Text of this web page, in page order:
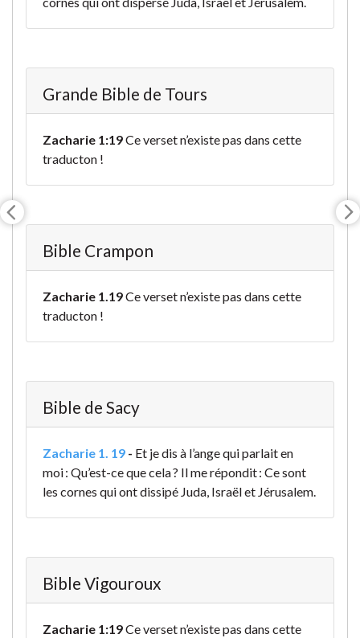
Grande Bible de Tours
Zacharie 1:19Ce verset n’existe pas dans cette
traducton !
Bible Crampon
Zacharie 1.19Ce verset n’existe pas dans cette
traducton !
Bible de Sacy
Zacharie 1. 19 - Et je dis à l’ange qui parlait en
moi : Qu’est-ce que cela ? Il me répondit : Ce sont
les cornes qui ont dissipé Juda, Israël et Jérusalem.
Bible Vigouroux
Zacharie 1:19Ce verset n’existe pas dans cette